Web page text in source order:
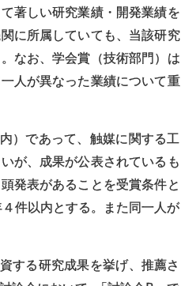
著しい研究業績・開発業績を
に所属していても、当該研究
なお、学会賞（技術部門）は
人が異なった業績について重
）であって、触媒に関する工
が、成果が公表されているも
発表があることを受賞条件と
件以内とする。また同一人が
する研究成果を挙げ、推薦さ